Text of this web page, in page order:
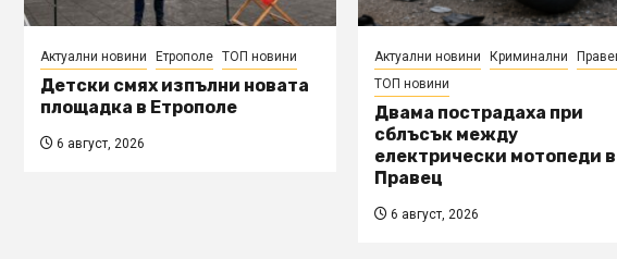
Актуални новини Етрополе ТОП новини
Детски смях изпълни новата
площадка в Етрополе
6 август, 2026
Актуални новини Криминални
ТОП новини
Двама пострадаха при
сблъсък между
електрически мотопеди в
Правец
6 август, 2026